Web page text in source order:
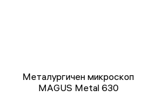
Металургичен микроскоп
MAGUS Metal 630